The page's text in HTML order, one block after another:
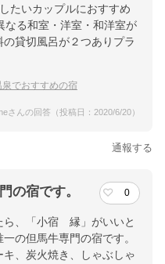
たいカップルにおすすめ
なる和室・洋室・和洋室が
貸切風呂が２つありプラ
でおすすめの宿
さんの回答（投稿日：2020/6/20）
通報する
の宿です。 0
ら、「小宿 縁」がいいと
の但馬牛専門の宿です。
、炭火焼き、しゃぶしゃ